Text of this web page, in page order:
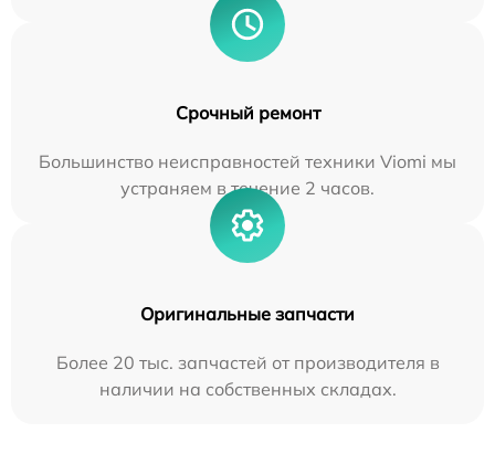
Срочный ремонт
Большинство неисправностей техники Viomi мы
устраняем в течение 2 часов.
Оригинальные запчасти
Более 20 тыс. запчастей от производителя в
наличии на собственных складах.